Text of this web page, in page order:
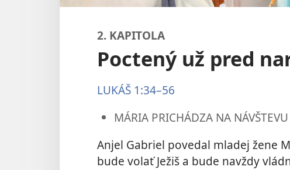
2. KAPITOLA
Poctený už pred
LUKÁŠ 1:34–56
MÁRIA PRICHÁDZA NA
Anjel Gabriel povedal mladej žene
bude volať Ježiš a bude navždy